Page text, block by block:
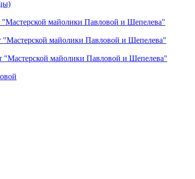
майолики Павловой и Шепелева"
майолики Павловой и Шепелева"
"Мастерской майолики Павловой и Шепелева"